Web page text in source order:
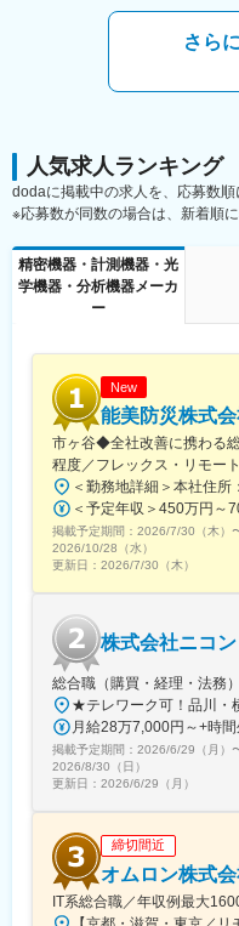
を受賞し、今後は、技
リングメーカーを目指
近年ではIot推進のスマ
・dSPACE製品導入フ
・自動車業界の技術動
戦略立案の支援
【例えば】
顧客がモデルベース開
ば対人、対自動車、信
ン）の要望を詳細にヒ
ように組み合わせれば
■ポジションの魅力：
・自動車に関する幅広
・顧客はメーカーの
心であり、最先端の自
■働き方の魅力：
独立系かつ高い製品力
対等な立場で提案およ
変更の範囲：会社の定め
さら
人気求人ランキング
dodaに掲載中の求人を、応募数順
※応募数が同数の場合は、新着順に
精密機器・計測機器・光
学機器・分析機器メーカ
ー
New
能美防災株式
市ヶ谷◆全社改善に携わる
程度／フレックス・リモー
掲載予定期間： 2026/7/30（木）
2026/10/28（水）
更新日： 2026/7/30（木）
株式会社ニコン
総合職（購買・経理・法務
掲載予定期間： 2026/6/29（月）
2026/8/30（日）
更新日： 2026/6/29（月）
締切間近
オムロン株式会
IT系総合職／年収例最大